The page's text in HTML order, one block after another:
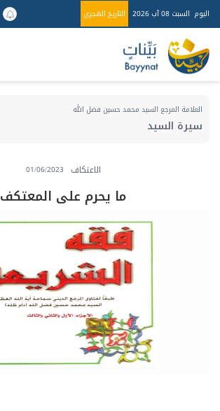
اليوم السبت 08 آب 2026 التاريخ الهجري
العلامة المرجع السيد محمد حسين فضل الله
سيرة السيد
الاعتكاف 01/06/2023
ما يحرم على المعتكف